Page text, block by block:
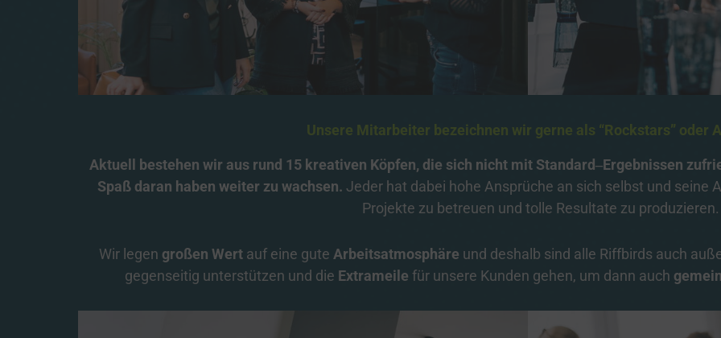
Unsere Mitarbeiter bezeichnen wir gerne als “Rockstars” oder
Aktuell bestehen wir aus rund 15 kreativen Köpfen, die sich nicht mit Standard‒Ergebnissen
Spaß daran haben weiter zu wachsen. Jeder hat dabei hohe Ansprüche an sich selbst und seine
Projekte zu betreuen und tolle Resultate zu produzieren.
Wir legen großen Wert auf eine gute Arbeitsatmosphäre und deshalb sind alle Riffbirds auch
gegenseitig unterstützen und die Extrameile für unsere Kunden gehen, um dann auch
Abgleichung und Kombination von Daten aus unterschiedlichen Quellen
2 Partner
Verknüpfung verschiedener Endgeräte
1 Partner
Identifikation von Endgeräten anhand automatisch übermittelter Informationen
Anonyme Auswertung zur Fehlerbehebung und Weiterentwicklung
Google Analytics
(via Google TagManager)
Google Ireland Limited, Irland
Hotjar Limited, Malta